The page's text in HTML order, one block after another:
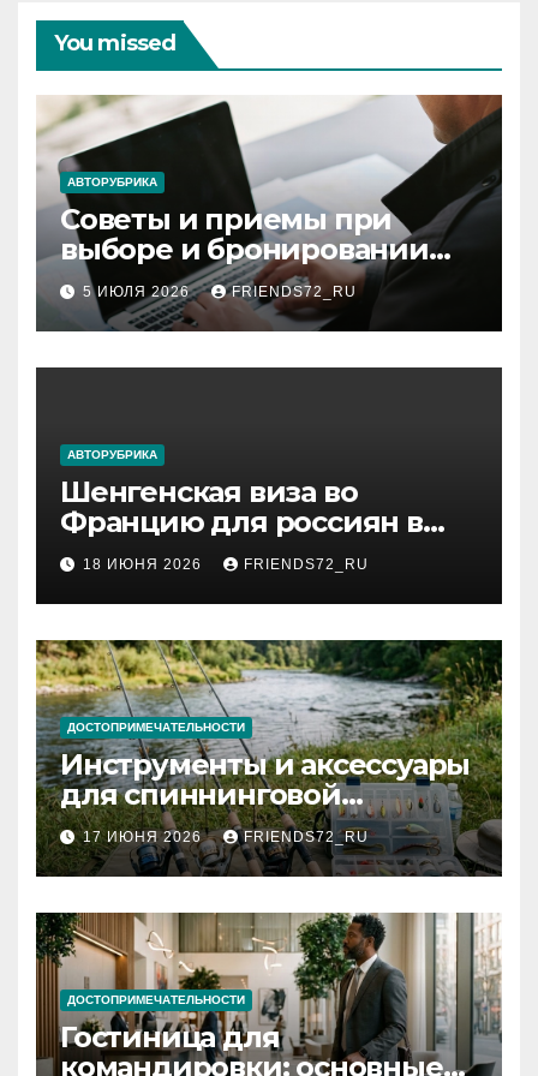
You missed
АВТОРУБРИКА
Советы и приемы при
выборе и бронировании
авиабилетов
5 ИЮЛЯ 2026 FRIENDS72_RU
АВТОРУБРИКА
Шенгенская виза во
Францию для россиян в
2026 году: сроки от 3 дней
и список необходимых
документов
18 ИЮНЯ 2026 FRIENDS72_RU
ДОСТОПРИМЕЧАТЕЛЬНОСТИ
Инструменты и аксессуары
для спиннинговой
рыбалки: назначение и
типы
17 ИЮНЯ 2026 FRIENDS72_RU
ДОСТОПРИМЕЧАТЕЛЬНОСТИ
Гостиница для
командировки: основные